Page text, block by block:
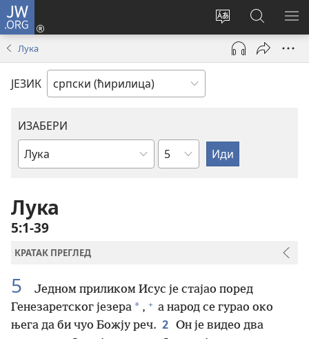
JW.ORG
Промени
језик
сајта
Пријава
(отвара
прозор)
Претрага
сајта
JW.ORG
Лука
ЈЕЗИК
ИЗАБЕРИ
Библијска
Поглавље
Лука
5:1-39
КРАТАК ПРЕГЛЕД
5
Једном приликом Исус је стајао поред
Генезаретског језера * , + а народ се гурао око
њега да би чуо Божју реч. 2 Он је видео два